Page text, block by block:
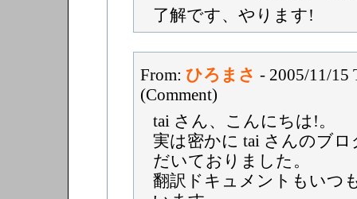
了解です、やります!
From: ひろまさ - 2005/11/15
(Comment)
tai さん、こんにちは!。
実は密かに tai さんのブ
だいておりました。
翻訳ドキュメントもいつ